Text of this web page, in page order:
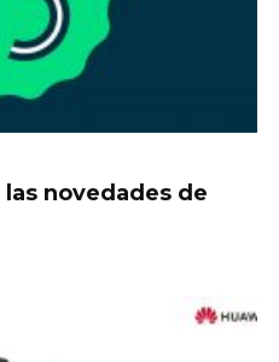
novedades de